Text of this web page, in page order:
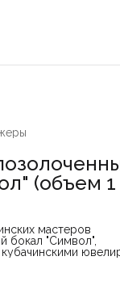
(объем 1
мастеров
бокал "Символ",
богатство